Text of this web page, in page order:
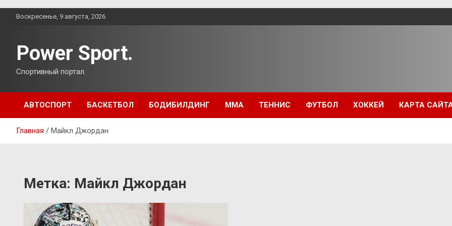
ПерейтиВоскресенье, 9 августа, 2026
Power Sport.
Спортивный портал.
АВТОСПОРТ БАСКЕТБОЛ БОДИБИЛДИНГ ММА ТЕННИС ФУТБОЛ ХОККЕЙ КАРТА
Главная Майкл Джордан
Метка: Майкл Джордан